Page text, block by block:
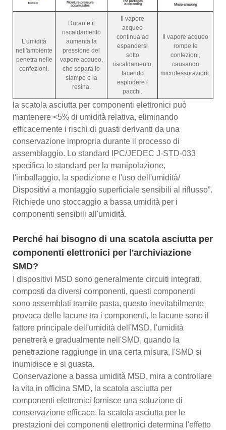
L'umidità
nell'ambiente
penetra nelle
confezioni.
Durante il
riscaldamento
aumenta la
pressione del
vapore acqueo,
che separa lo
stampo e la
resina.
Il vapore
acqueo
continua ad
espandersi
sotto
riscaldamento,
facendo
esplodere i
pacchi.
Il vapore acqueo
rompe le
confezioni,
causando
microfessurazioni.
la scatola asciutta per componenti elettronici può
mantenere <5% di umidità relativa, eliminando
efficacemente i rischi di guasti derivanti da una
conservazione impropria durante il processo di
assemblaggio. Lo standard IPC/JEDEC J-STD-033
specifica lo standard per la manipolazione,
l'imballaggio, la spedizione e l'uso dell'umidità/
Dispositivi a montaggio superficiale sensibili al riflusso”.
Richiede uno stoccaggio a bassa umidità per i
componenti sensibili all'umidità.
Perché hai bisogno di una scatola asciutta per
componenti elettronici per l'archiviazione
SMD?
I dispositivi MSD sono generalmente circuiti integrati,
composti da diversi componenti, questi componenti
sono assemblati tramite pasta, questo inevitabilmente
provoca delle lacune tra i componenti, le lacune sono il
fattore principale dell'umidità dell'MSD, l'umidità
penetrerà e gradualmente nell'SMD, quando la
penetrazione raggiunge in una certa misura, l'SMD si
inumidisce e si guasta.
Conservazione a bassa umidità MSD, mira a controllare
la vita in officina SMD, la scatola asciutta per
componenti elettronici fornisce una soluzione di
conservazione efficace, la scatola asciutta per le
prestazioni dei componenti elettronici determina l'effetto